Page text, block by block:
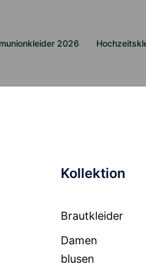
2026
Kollektion
Brautkleider
Damen
blusen